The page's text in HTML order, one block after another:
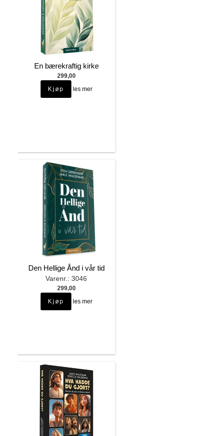
En bærekraftig kirke
299,00
les mer
Den Hellige Ånd i vår tid
Varenr.: 3046
299,00
les mer